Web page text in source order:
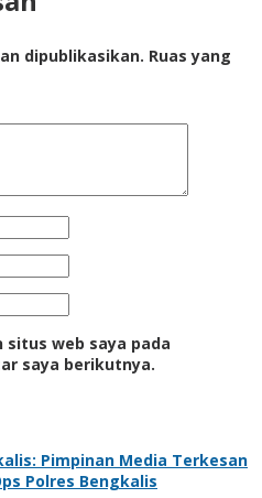
dipublikasikan. Ruas yang
situs web saya pada
saya berikutnya.
Pimpinan Media Terkesan
Polres Bengkalis